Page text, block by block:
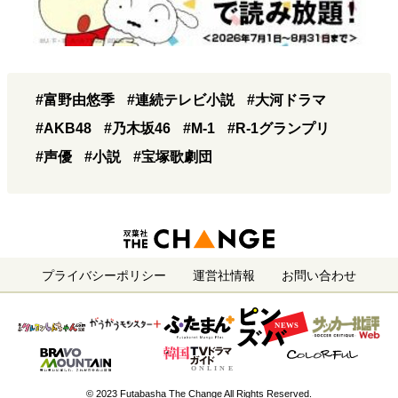
#富野由悠季 #連続テレビ小説
#大河ドラマ
#AKB48
#乃木坂46 #M-1
#R-1グランプリ
#声優
#小説 #宝塚歌劇団
プライバシーポリシー 運営社情報 お問い合わせ
© 2023 Futabasha The Change All Rights Reserved.